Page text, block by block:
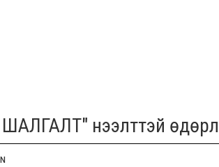
нээлттэй